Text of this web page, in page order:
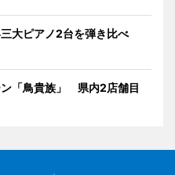
大ピアノ2台を弾き比べ
「鳥貴族」 県内2店舗目